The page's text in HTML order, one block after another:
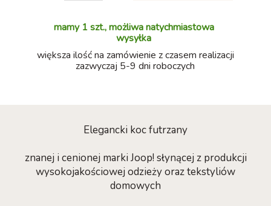
mamy 1 szt., możliwa natychmiastowa
wysyłka
większa ilość na zamówienie z czasem realizacji
zazwyczaj 5-9 dni roboczych
Elegancki koc futrzany
znanej i cenionej marki Joop! słynącej z produkcji
wysokojakościowej odzieży oraz tekstyliów
domowych